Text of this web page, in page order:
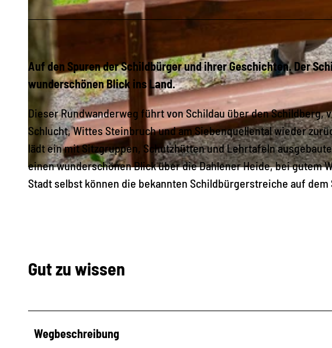
Auf den Spuren der Schildbürger und ihrer Geschichten. Der
wunderschönen Blick ins Land.
Dieser Rundwanderweg führt von Schildau über den Schildberg,
Schlucht, Wittes Steinbruch und am Siebenquellental wieder
lädt ein mit Sitzgruppen, Schutzhütten und Lehrtafeln
einen wunderschönen Blick über die Dahlener Heide, bei gutem
Stadt selbst können die bekannten Schildbürgerstreiche auf
Gut zu wissen
Wegbeschreibung